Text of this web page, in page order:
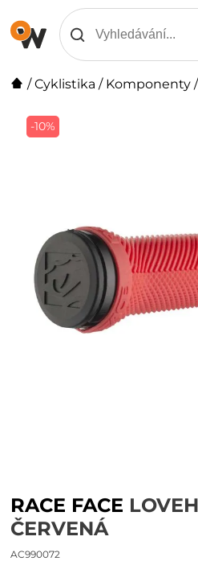
/Cyklistika / Komponenty /
-10%
RACE FACE
ČERVENÁ
AC990072